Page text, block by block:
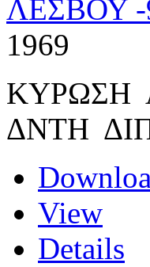
ΛΕΣΒΟΥ
1969
ΚΥΡΩΣΗ
ΔΝΤΗ
View
Details